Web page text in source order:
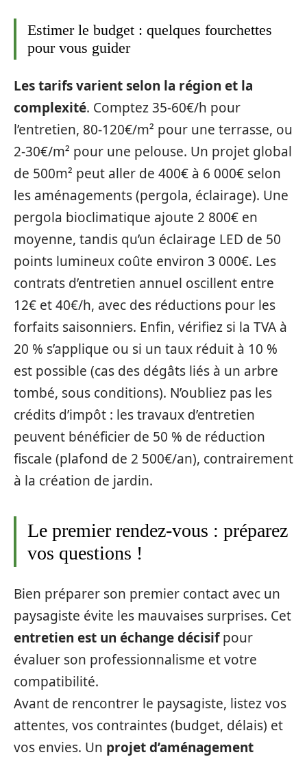
Estimer le budget : quelques fourchettes
pour vous guider
Les tarifs varient selon la région et la
complexité. Comptez 35-60€/h pour
l’entretien, 80-120€/m² pour une terrasse, ou
2-30€/m² pour une pelouse. Un projet global
de 500m² peut aller de 400€ à 6 000€ selon
les aménagements (pergola, éclairage). Une
pergola bioclimatique ajoute 2 800€ en
moyenne, tandis qu’un éclairage LED de 50
points lumineux coûte environ 3 000€. Les
contrats d’entretien annuel oscillent entre
12€ et 40€/h, avec des réductions pour les
forfaits saisonniers. Enfin, vérifiez si la TVA à
20 % s’applique ou si un taux réduit à 10 %
est possible (cas des dégâts liés à un arbre
tombé, sous conditions). N’oubliez pas les
crédits d’impôt : les travaux d’entretien
peuvent bénéficier de 50 % de réduction
fiscale (plafond de 2 500€/an), contrairement
à la création de jardin.
Le premier rendez-vous : préparez
vos questions !
Bien préparer son premier contact avec un
paysagiste évite les mauvaises surprises. Cet
entretien est un échange décisifpour
évaluer son professionnalisme et votre
compatibilité.
Avant de rencontrer le paysagiste, listez vos
attentes, vos contraintes (budget, délais) et
vos envies. Un projet d’aménagement